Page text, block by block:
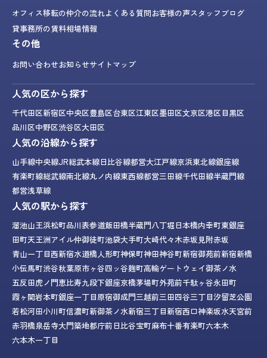
オフィス移転の仲介の流れよくある質問お客様の声スタッフブログ
貸事務所の賃料相場情報
その他
お問い合わせお知らせサイトマップ
人気の区から探す
千代田区新宿区中央区豊島区台東区江東区墨田区文京区港区目黒区
品川区中野区渋谷区大田区
人気の沿線から探す
山手線中央線JR総武本線日比谷線都営大江戸線京浜東北線銀座線
有楽町線総武線南北線丸ノ内線東西線都営三田線千代田線半蔵門線
都営浅草線
人気の駅から探す
溜池山王浜松町品川表参道飯田橋半蔵門八丁堀日本橋内幸町東銀座
田町天王洲アイル仲御徒町池袋大手町大崎代々木赤坂見附赤坂
青山一丁目西新宿水道橋人形町神保町神田神谷町新宿御苑前新宿新橋
小伝馬町渋谷秋葉原市ヶ谷四ッ谷麹町高輪ゲートウェイ御茶ノ水
五反田虎ノ門恵比寿九段下銀座京橋茅場町外苑前千駄ヶ谷永田町
霞ヶ関岩本町銀座一丁目原宿御成門三越前三田四谷三丁目汐留芝公園
若松河田小川町信濃町新御茶ノ水新宿三丁目新宿西口神楽坂水天宮前
赤羽橋泉岳寺大門築地都庁前日比谷宝町麻布十番有楽町六本木
六本木一丁目